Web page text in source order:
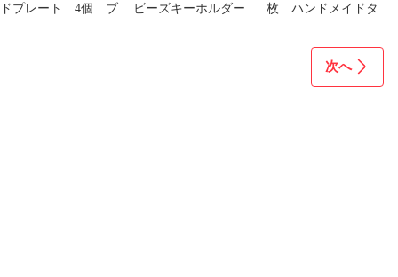
ドプレート 4個 ブロ ビーズキーホルダー
枚 ハンドメイドタ
次へ